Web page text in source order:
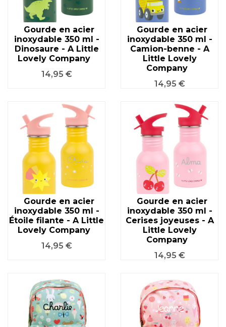
Gourde en acier
inoxydable 350 ml -
Dinosaure - A Little
Lovely Company
Prix
14,95 €
Gourde en acier
inoxydable 350 ml -
Camion-benne - A
Little Lovely
Company
Prix
14,95 €
Gourde en acier
inoxydable 350 ml -
Étoile filante - A Little
Lovely Company
Prix
14,95 €
Gourde en acier
inoxydable 350 ml -
Cerises joyeuses - A
Little Lovely
Company
Prix
14,95 €